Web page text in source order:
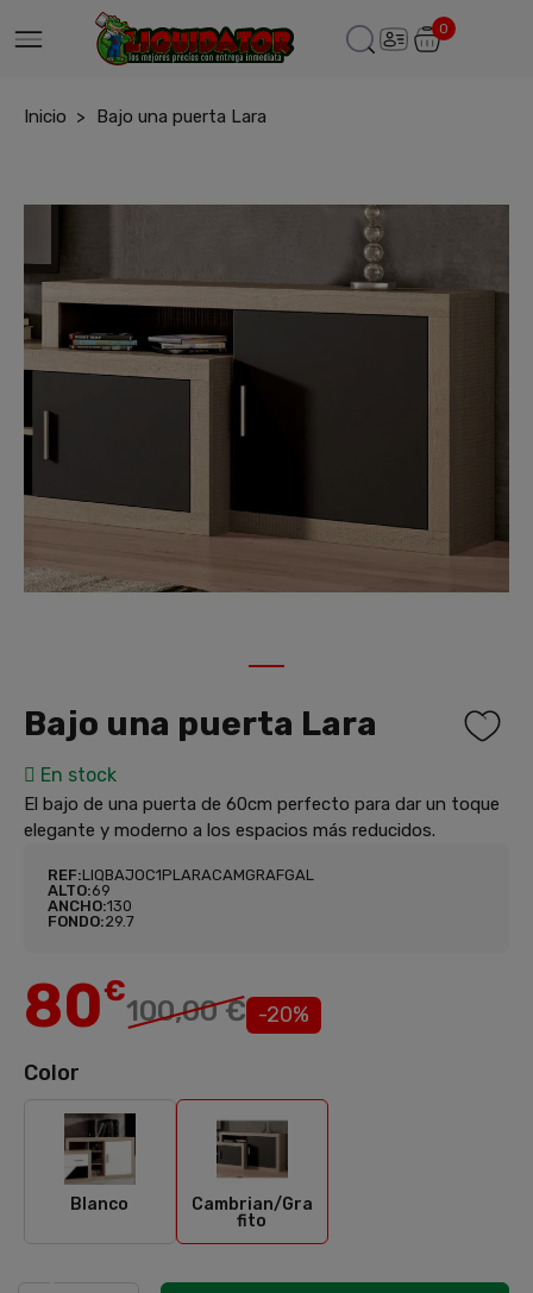
0
Inicio Bajo una puerta Lara
Bajo una puerta Lara
En stock
El bajo de una puerta de 60cm perfecto para dar un toque
elegante y moderno a los espacios más reducidos.
REF:LIQBAJOC1PLARACAMGRAFGAL
ALTO:69
ANCHO:130
FONDO:29.7
80€
100,00 € -20%
Color
Blanco
Blanco
Cambrian/Gra
fito
Cambrian/Grafito